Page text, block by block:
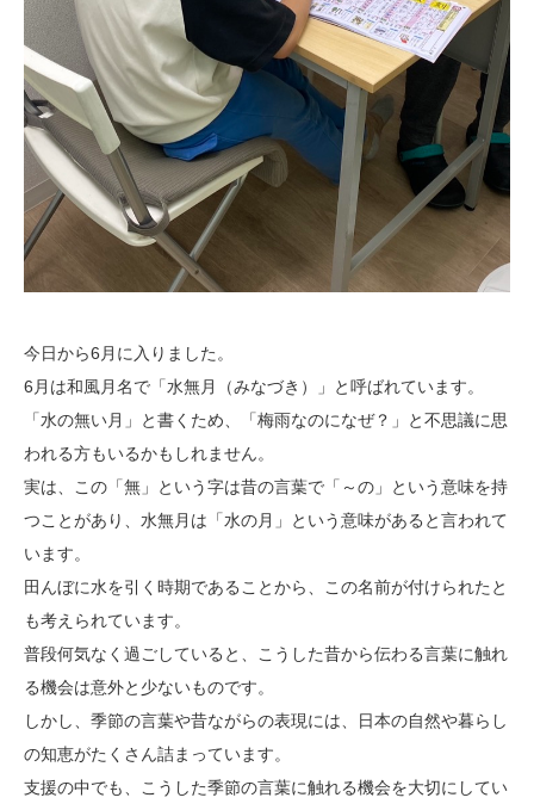
今日から6月に入りました。
6月は和風月名で「水無月（みなづき）」と呼ばれています。
「水の無い月」と書くため、「梅雨なのになぜ？」と不思議に思
われる方もいるかもしれません。
実は、この「無」という字は昔の言葉で「～の」という意味を持
つことがあり、水無月は「水の月」という意味があると言われて
います。
田んぼに水を引く時期であることから、この名前が付けられたと
も考えられています。
普段何気なく過ごしていると、こうした昔から伝わる言葉に触れ
る機会は意外と少ないものです。
しかし、季節の言葉や昔ながらの表現には、日本の自然や暮らし
の知恵がたくさん詰まっています。
支援の中でも、こうした季節の言葉に触れる機会を大切にしてい